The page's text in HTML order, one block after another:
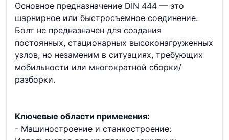
Основное предназначение DIN 444 — это
шарнирное или быстросъемное соединение.
Болт не предназначен для создания
постоянных, стационарных высоконагруженных
узлов, но незаменим в ситуациях, требующих
мобильности или многократной сборки/
разборки.
Ключевые области применения:
- Машиностроение и станкостроение: